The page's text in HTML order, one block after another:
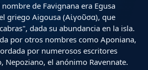
de Favignana era Egusa
griego Aigousa (Αἰγοῦσα), que
dada su abundancia en la isla.
por otros nombres como Aponiana,
por numerosos escritores
Nepoziano, el anónimo Ravennate.